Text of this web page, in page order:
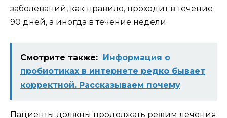
заболеваний, как правило, проходит в течение
90 дней, а иногда в течение недели.
Смотрите также: Информация о
пробиотиках в интернете редко бывает
корректной. Рассказываем почему
Пациенты должны продолжать режим лечения